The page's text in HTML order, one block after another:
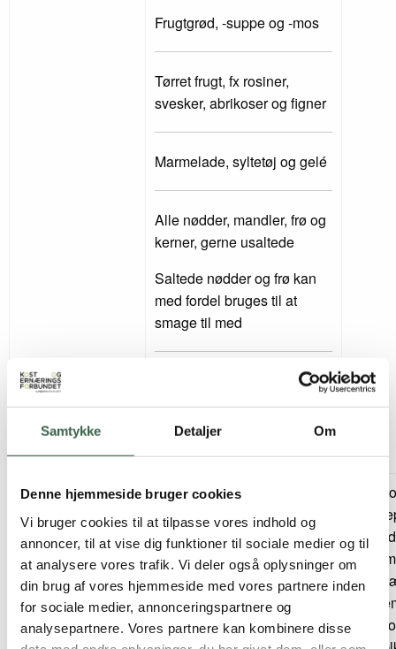
Samtykke Detaljer Om
Denne hjemmeside bruger cookies
Vi bruger cookies til at tilpasse vores indhold og
annoncer, til at vise dig funktioner til sociale medier og til
at analysere vores trafik. Vi deler også oplysninger om
din brug af vores hjemmeside med vores partnere inden
for sociale medier, annonceringspartnere og
analysepartnere. Vores partnere kan kombinere disse
Frugtgrød, -suppe og -mos
Tørret frugt, fx rosiner,
svesker, abrikoser og figner
Marmelade, syltetøj og gelé
Alle nødder, mandler, frø og
kerner, gerne usaltede
Saltede nødder og frø kan
med fordel bruges til at
smage til med
Chokoladenøddecreme og
lign.
Peanutbutter
Mælkeprodukter
og ost
Mælk og syrnede
mælkeprodukter med højt
fedtindhold3, fx sødmælk,
ymer, tykmælk, A-38,
sødmælksyoghurt,
frugtyoghurt og koldskål
3
Over 1,5 g fedt pr. 100 g
Mælk
lavt
ylette